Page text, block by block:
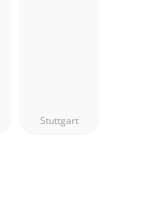
Stuttgart